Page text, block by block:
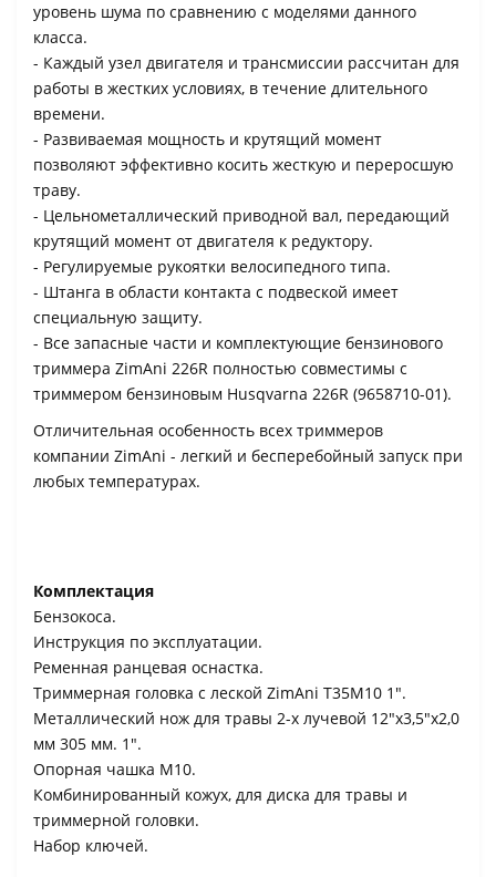
уровень шума по сравнению с моделями данного
класса.
- Каждый узел двигателя и трансмиссии рассчитан для
работы в жестких условиях, в течение длительного
времени.
- Развиваемая мощность и крутящий момент
позволяют эффективно косить жесткую и переросшую
траву.
- Цельнометаллический приводной вал, передающий
крутящий момент от двигателя к редуктору.
- Регулируемые рукоятки велосипедного типа.
- Штанга в области контакта с подвеской имеет
специальную защиту.
- Все запасные части и комплектующие бензинового
триммера ZimAni 226R полностью совместимы с
триммером бензиновым Husqvarna 226R (9658710-01).
Отличительная особенность всех триммеров
компании ZimAni - легкий и бесперебойный запуск при
любых температурах.
Комплектация
Бензокоса.
Инструкция по эксплуатации.
Ременная ранцевая оснастка.
Триммерная головка с леской ZimAni T35M10 1".
Металлический нож для травы 2-х лучевой 12"x3,5"x2,0
мм 305 мм. 1".
Опорная чашка M10.
Комбинированный кожух, для диска для травы и
триммерной головки.
Набор ключей.